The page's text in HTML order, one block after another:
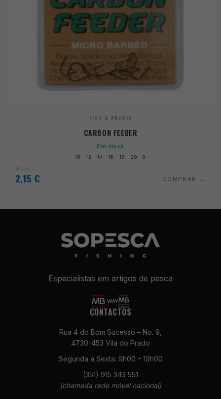
FIOS & ANZOIS
CARBON FEEDER
Em stock
10 · 12 · 14 · 16 · 18 · 20 · 8
Desde
2,15 € COMPRAR
Especialistas em artigos de pesca
CONTACTOS
Rua 4 do Bom Sucesso – No. 9,
4730-453 Vila do Prado
Segunda a Sexta: 9h00 – 19h00
(351) 915 343 551
(chamada rede móvel nacional)